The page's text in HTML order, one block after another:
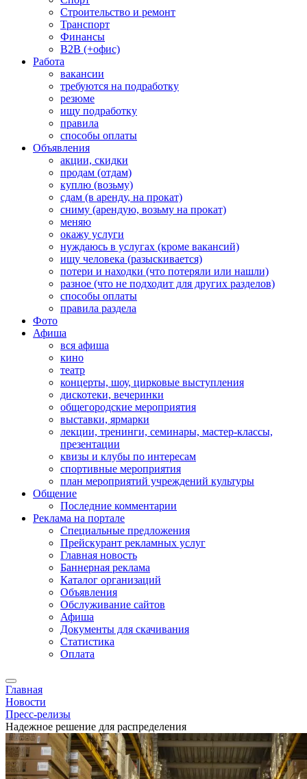
Строительство и ремонт
Транспорт
Финансы
B2B (+офис)
Работа
вакансии
требуются на подработку
резюме
ищу подработку
правила
способы оплаты
Объявления
акции, скидки
продам (отдам)
куплю (возьму)
сдам (в аренду, на прокат)
сниму (арендую, возьму на прокат)
меняю
окажу услуги
нуждаюсь в услугах (кроме вакансий)
ищу человека (разыскивается)
потери и находки (что потеряли или нашли)
разное (что не подходит для других разделов)
способы оплаты
правила раздела
Фото
Афиша
вся афиша
кино
театр
концерты, шоу, цирковые выступления
дискотеки, вечеринки
общегородские мероприятия
выставки, ярмарки
лекции, тренинги, семинары, мастер-классы,
презентации
квизы и клубы по интересам
спортивные мероприятия
план мероприятий учреждений культуры
Общение
Последние комментарии
Реклама на портале
Специальные предложения
Прейскурант рекламных услуг
Главная новость
Баннерная реклама
Каталог организаций
Объявления
Обслуживание сайтов
Афиша
Документы для скачивания
Статистика
Оплата
Главная
Новости
Пресс-релизы
Надежное решение для распределения